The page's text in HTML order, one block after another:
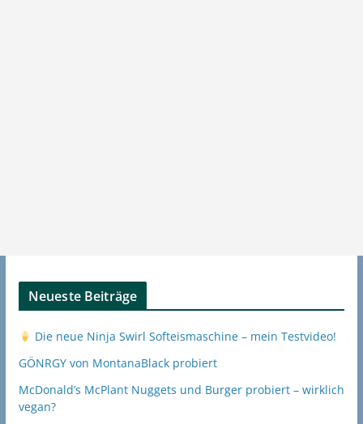
Neueste Beiträge
Die neue Ninja Swirl Softeismaschine – mein Testvideo!
GÖNRGY von MontanaBlack probiert
McDonald’s McPlant Nuggets und Burger probiert – wirklich
vegan?